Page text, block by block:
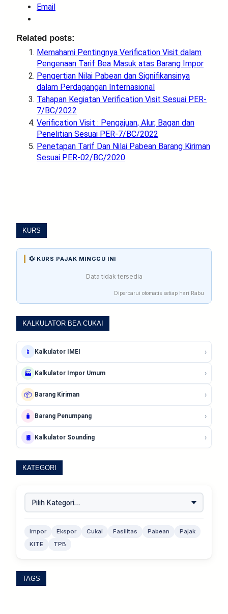
Email
Related posts:
Memahami Pentingnya Verification Visit dalam
Pengenaan Tarif Bea Masuk atas Barang Impor
Pengertian Nilai Pabean dan Signifikansinya
dalam Perdagangan Internasional
Tahapan Kegiatan Verification Visit Sesuai PER-
7/BC/2022
Verification Visit : Pengajuan, Alur, Bagan dan
Penelitian Sesuai PER-7/BC/2022
Penetapan Tarif Dan Nilai Pabean Barang Kiriman
Sesuai PER-02/BC/2020
KURS
💱 KURS PAJAK MINGGU INI
Data tidak tersedia
Diperbarui otomatis setiap hari Rabu
KALKULATOR BEA CUKAI
📱 Kalkulator IMEI ›
🏭 Kalkulator Impor Umum ›
📦 Barang Kiriman ›
🧳 Barang Penumpang ›
🛢️ Kalkulator Sounding ›
KATEGORI
Impor Ekspor Cukai Fasilitas Pabean
Pajak
KITE
TPB
TAGS